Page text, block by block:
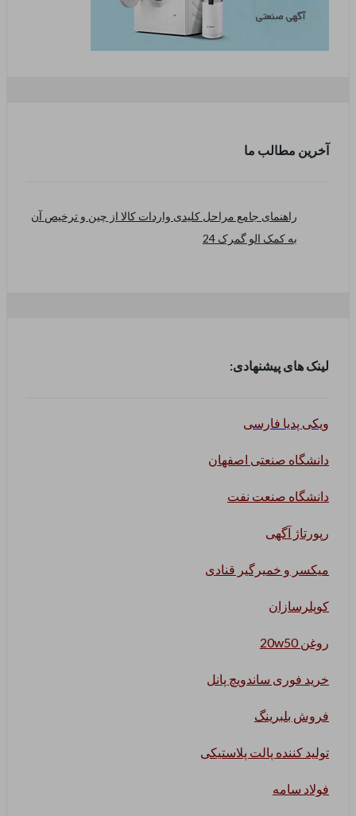
آخرین مطالب ما
راهنمای جامع مراحل کلیدی واردات کالا از چین و ترخیص آن
به کمک الو گمرک 24
لینک های پیشنهادی:
ویکی پدیا فارسی
دانشگاه صنعتی اصفهان
دانشگاه صنعت نفت
رپورتاژ آگهی
میکسر و خمیرگیر قنادی
کوپلرسازان
روغن 20w50
خرید فوری ساندویچ پانل
فروش بلبرینگ
تولید کننده پالت پلاستیکی
فولاد سامه